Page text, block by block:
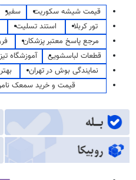
قیمت شیشه سکوریت سفیر
تور کربلا
استند تسلیت
مرجع پاسخ معتبر پزشکان
قطعات لباسشویی
آموزشگاه
نمایندگی بوش در تهران
قیمت و خرید سمعک